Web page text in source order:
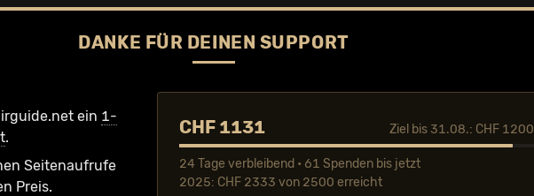
DANKE FÜR DEINEN SUPPORT
ein 1-
.
Seiten­aufrufe
Preis.
CHF 1131 Ziel bis 31.08.: CHF 1200
24 Tage verbleibend • 61 Spenden bis jetzt
2025: CHF 2333 von 2500 erreicht